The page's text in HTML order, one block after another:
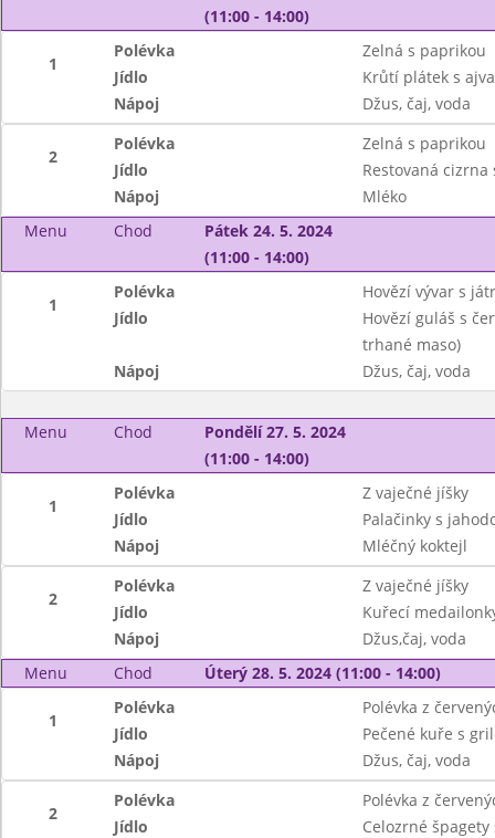
(11:00 - 14:00)
1
Polévka
Zelná s paprikou
Jídlo
Krůtí plátek s
Nápoj
Džus, čaj, voda
2
Polévka
Zelná s paprikou
Jídlo
Restovaná
Nápoj
Mléko
Menu
Chod
Pátek 24. 5. 2024
(11:00 - 14:00)
1
Polévka
Hovězí vývar s
Jídlo
Hovězí guláš s
trhané maso)
Nápoj
Džus, čaj, voda
Menu Chod
Pondělí 27. 5. 2024
(11:00 - 14:00)
1
Polévka
Z vaječné jíšky
Jídlo
Palačinky s
Nápoj
Mléčný koktejl
2
Polévka
Z vaječné jíšky
Jídlo
Kuřecí
Nápoj
Džus,čaj, voda
Menu
Chod Úterý 28. 5. 2024 (11:00 - 14:00)
1
Polévka
Polévka z
Jídlo
Pečené kuře s
Nápoj
Džus, čaj, voda
2
Polévka
Polévka z
Jídlo
Celozrné